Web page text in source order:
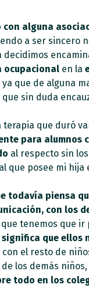
alguna
a ser sincero
decidimos
ocupacionalen la
que de alguna
sin duda
que duró
para alumnos
al respecto sin
que posee mi hija
todavía piensa
con los
que tenemos que
que ellos
el resto de
los demás
todo en los